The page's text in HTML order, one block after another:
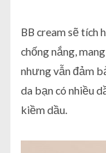
BB cream sẽ tích
chống nắng,
nhưng vẫn đảm
da bạn có nhiều
kiềm dầu.